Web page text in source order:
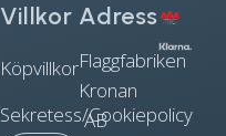
Adress
Flaggfabriken
Kronan
AB
Villkor
Köpvillkor
Sekretess/Cookiepolicy